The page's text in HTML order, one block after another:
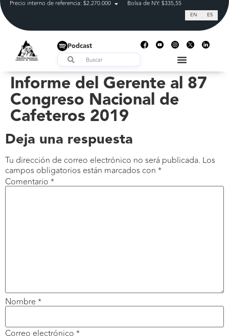
Precio interno de referencia: $2.270.000 Bolsa de NY: $335,55 Tasa de
EN ES
Podcast
Informe del Gerente al 87
Congreso Nacional de
Cafeteros 2019
Deja una respuesta
Tu dirección de correo electrónico no será publicada. Los
campos obligatorios están marcados con *
Comentario *
Nombre *
Correo electrónico *